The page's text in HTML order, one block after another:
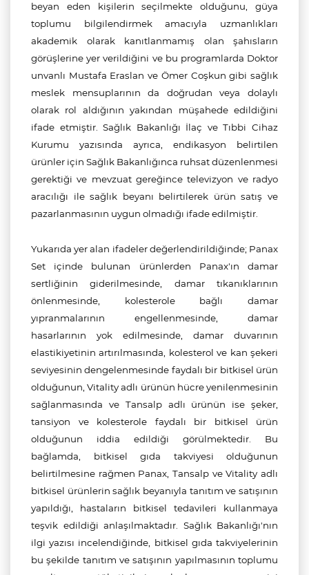
beyan eden kişilerin seçilmekte olduğunu, güya
toplumu bilgilendirmek amacıyla uzmanlıkları
akademik olarak kanıtlanmamış olan şahısların
görüşlerine yer verildiğini ve bu programlarda Doktor
unvanlı Mustafa Eraslan ve Ömer Coşkun gibi sağlık
meslek mensuplarının da doğrudan veya dolaylı
olarak rol aldığının yakından müşahede edildiğini
ifade etmiştir. Sağlık Bakanlığı İlaç ve Tıbbi Cihaz
Kurumu yazısında ayrıca, endikasyon belirtilen
ürünler için Sağlık Bakanlığınca ruhsat düzenlenmesi
gerektiği ve mevzuat gereğince televizyon ve radyo
aracılığı ile sağlık beyanı belirtilerek ürün satış ve
pazarlanmasının uygun olmadığı ifade edilmiştir.
Yukarıda yer alan ifadeler değerlendirildiğinde; Panax
Set içinde bulunan ürünlerden Panax'ın damar
sertliğinin giderilmesinde, damar tıkanıklarının
önlenmesinde, kolesterole bağlı damar
yıpranmalarının engellenmesinde, damar
hasarlarının yok edilmesinde, damar duvarının
elastikiyetinin artırılmasında, kolesterol ve kan şekeri
seviyesinin dengelenmesinde faydalı bir bitkisel ürün
olduğunun, Vitality adlı ürünün hücre yenilenmesinin
sağlanmasında ve Tansalp adlı ürünün ise şeker,
tansiyon ve kolesterole faydalı bir bitkisel ürün
olduğunun iddia edildiği görülmektedir. Bu
bağlamda, bitkisel gıda takviyesi olduğunun
belirtilmesine rağmen Panax, Tansalp ve Vitality adlı
bitkisel ürünlerin sağlık beyanıyla tanıtım ve satışının
yapıldığı, hastaların bitkisel tedavileri kullanmaya
teşvik edildiği anlaşılmaktadır. Sağlık Bakanlığı'nın
ilgi yazısı incelendiğinde, bitkisel gıda takviyelerinin
bu şekilde tanıtım ve satışının yapılmasının toplumu